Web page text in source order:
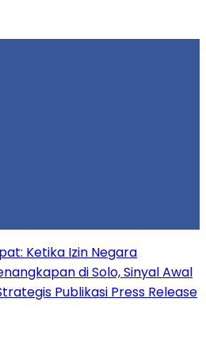
Ketika Izin Negara
di Solo, Sinyal Awal
Publikasi Press Release